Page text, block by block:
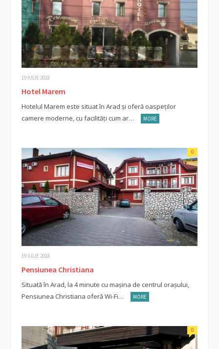
19 IULIE 2018
Hotel Marem
Hotelul Marem este situat în Arad și oferă oaspeților
camere moderne, cu facilități cum ar…
MORE
19 IULIE 2018
0
Pensiunea Christiana
Situată în Arad, la 4 minute cu mașina de centrul orașului,
Pensiunea Christiana oferă Wi-Fi…
MORE
0